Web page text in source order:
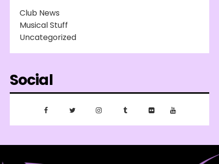
Club News
Musical Stuff
Uncategorized
Social